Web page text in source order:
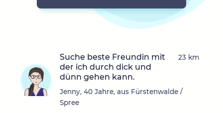
Suche beste Freundin mit
der ich durch dick und
dünn gehen kann.
Jenny, 40 Jahre, aus Fürstenwalde /
Spree
23 km